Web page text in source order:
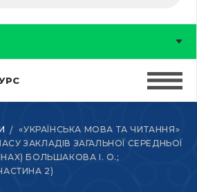
«УКРАЇНСЬКА МОВА ТА ЧИТАННЯ»
ЗАКЛАДІВ ЗАГАЛЬНОЇ СЕРЕДНЬОЇ
БОЛЬШАКОВА І. О.;
2)